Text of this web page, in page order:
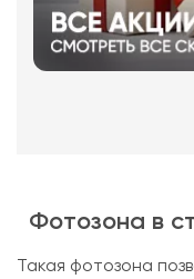
Фотозона в
Такая фотозона